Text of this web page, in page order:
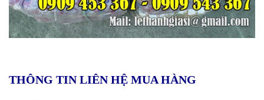
THÔNG TIN LIÊN HỆ MUA HÀNG